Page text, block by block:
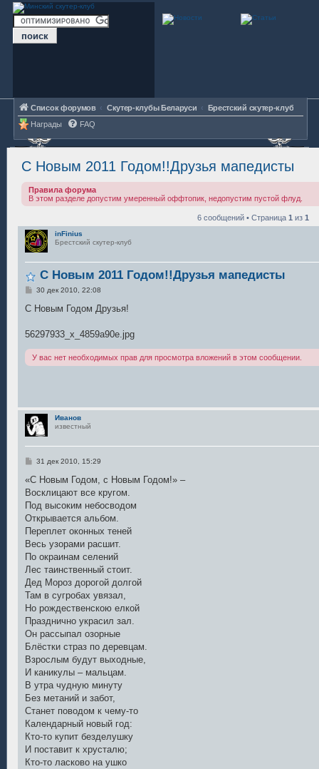
Список форумов Скутер-клубы Беларуси
Брестский скутер-клуб
Награды
FAQ
С Новым 2011 Годом!!Друзья мапедисты
Правила форума
В этом разделе допустим умеренный оффтопик, недопустим пустой флуд.
6 сообщений • Страница 1 из 1
inFinius
Брестский скутер-клуб
С Новым 2011 Годом!!Друзья мапедисты
С
о
е
и
е
30 дек 2010, 22:08
С Новым Годом Друзья!
56297933_x_4859a90e.jpg
У вас нет необходимых прав для просмотра вложений в этом сообщении.
Иванов
известный
С
о
щ
е
н
и
е
31 дек 2010, 15:29
«С Новым Годом, с Новым Годом!» –
Восклицают все кругом.
Под высоким небосводом
Открывается альбом.
Переплет оконных теней
Весь узорами расшит.
По окраинам селений
Лес таинственный стоит.
Дед Мороз дорогой долгой
Там в сугробах увязал,
Но рождественскою елкой
Празднично украсил зал.
Он рассыпал озорные
Блёстки страз по деревцам.
Взрослым будут выходные,
И каникулы – мальцам.
В утра чудную минуту
Без метаний и забот,
Станет поводом к чему-то
Календарный новый год:
Кто-то купит безделушку
И поставит к хрусталю;
Кто-то ласково на ушко